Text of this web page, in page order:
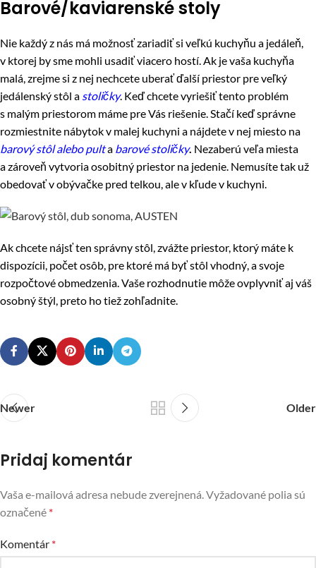
Barové/kaviarenské stoly
Nie každý z nás má možnosť zariadiť si veľkú kuchyňu a jedáleň,
v ktorej by sme mohli usadiť viacero hostí. Ak je vaša kuchyňa
malá, zrejme si z nej nechcete uberať ďalší priestor pre veľký
jedálenský stôl a stoličky. Keď chcete vyriešiť tento problém
s malým priestorom máme pre Vás riešenie. Stačí keď správne
rozmiestnite nábytok v malej kuchyni a nájdete v nej miesto na
barový stôl alebo pulta barové stoličky. Nezaberú veľa miesta
a zároveň vytvoria osobitný priestor na jedenie. Nemusíte tak už
obedovať v obývačke pred telkou, ale v kľude v kuchyni.
Ak chcete nájsť ten správny stôl, zvážte priestor, ktorý máte k
dispozícii, počet osôb, pre ktoré má byť stôl vhodný, a svoje
rozpočtové obmedzenia. Vaše rozhodnutie môže ovplyvniť aj váš
osobný štýl, preto ho tiež zohľadnite.
Newer Older
Pridaj komentár
Vaša e-mailová adresa nebude zverejnená. Vyžadované polia sú
označené *
Komentár *